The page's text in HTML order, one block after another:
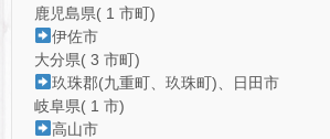
鹿児島県( 1 市町)
伊佐市
大分県( 3 市町)
玖珠郡(九重町、玖珠町)、日田市
岐阜県( 1 市)
高山市